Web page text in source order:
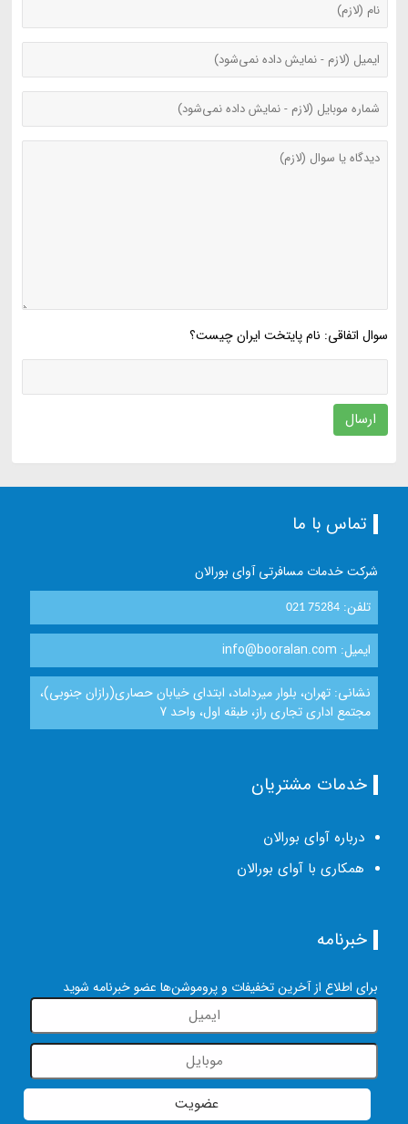
سوال اتفاقی: نام پایتخت ایران چیست؟
ارسال
تماس با ما
شرکت خدمات مسافرتی آوای بورالان
تلفن:021 75284
ایمیل: info@booralan.com
نشانی: تهران، بلوار میرداماد، ابتدای خیابان حصاری(رازان جنوبی)،
مجتمع اداری تجاری راز، طبقه اول، واحد 7
خدمات مشتریان
درباره آوای بورالان
همکاری با آوای بورالان
خبرنامه
برای اطلاع از آخرین تخفیفات و پروموشن‌ها عضو خبرنامه شوید
عضویت